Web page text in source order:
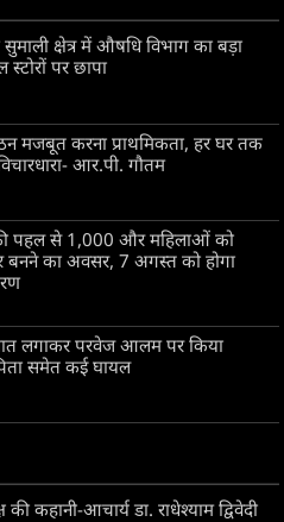
क्षेत्र में औषधि विभाग का बड़ा
पर छापा
मजबूत करना प्राथमिकता, हर घर तक
आर.पी. गौतम
पहल से 1,000 और महिलाओं को
बनने का अवसर, 7 अगस्त को होगा
लगाकर परवेज आलम पर किया
समेत कई घायल
कहानी-आचार्य डा. राधेश्याम द्विवेदी